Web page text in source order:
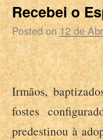
Recebei o
Posted on 12 de
Irmãos,
fostes
predestinou à